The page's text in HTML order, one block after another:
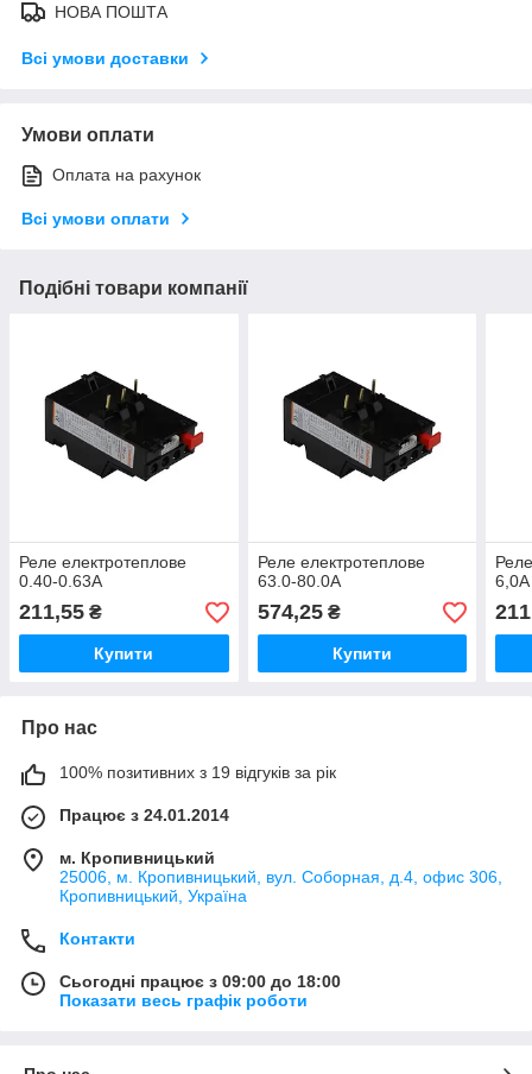
НОВА ПОШТА
Всі умови доставки
Умови оплати
Оплата на рахунок
Всі умови оплати
Подібні товари компанії
Реле електротеплове
0.40-0.63А
211,55 ₴
Купити
Реле електротеплове
63.0-80.0А
574,25₴
Купити
6,0А
Про нас
100% позитивних з 19 відгуків за рік
Працює з 24.01.2014
м. Кропивницький
25006, м. Кропивницький, вул. Соборная, д.4, офис 306,
Кропивницький, Україна
Контакти
Сьогодні працює з 09:00 до 18:00
Показати весь графік роботи